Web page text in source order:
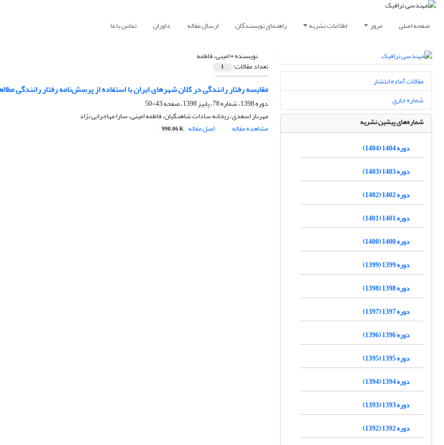
صفحه اصلی مرور اطلاعات نشریه راهنمای نویسندگان ارسال مقاله داوران تماس با ما
نویسنده =امینی، فاطمه
تعداد مقالات: 1
مقایسه رفتار رانندگی در کلان‌ شهرهای ایران با استفاده از پرسش‌نامه رفتار رانندگی
دوره 1398، شماره 78، پاییز 1398، صفحه
43-50
مهرناز اسعدی، ریحانه سادات شاهنگیان، فاطمه امینی، سارا مهاجرانی‌ نژاد
مشاهده مقاله
اصل مقاله 998.06 K
مقالات آماده انتشار
شماره جاری
شماره‌های پیشین نشریه
دوره 1404 (1404)
دوره 1403 (1403)
دوره 1402 (1402)
دوره 1401 (1401)
دوره 1400 (1400)
دوره 1399 (1399)
دوره 1398 (1398)
دوره 1397 (1397)
دوره 1396 (1396)
دوره 1395 (1395)
دوره 1394 (1394)
دوره 1393 (1393)
دوره 1392 (1392)